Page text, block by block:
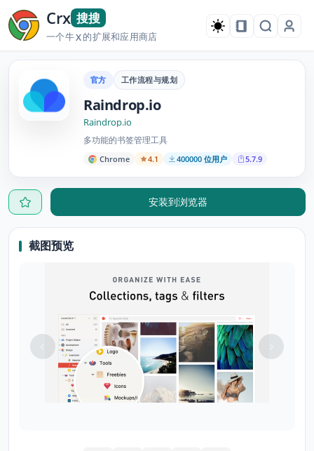
Crx 搜搜
一个牛X的扩展和应用商店
官方 工作流程与规划
Raindrop.io
Raindrop.io
多功能的书签管理工具
Chrome 4.1 400000 位用户 5.7.9
安装到浏览器
截图预览